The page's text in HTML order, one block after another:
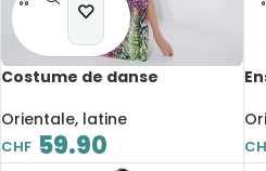
Costume de danse
imprimé léopard, vêtement
d’entraînement
Orientale, latine
CHF 59.90